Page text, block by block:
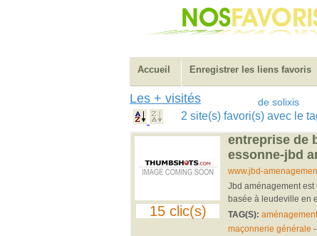
Accueil Enregistrer les liens favoris
Les + visités de solixis
2 site(s) favori(s) avec le
15 clic(s)
entreprise de
essonne-jbd
www.jbd-
Jbd aménagement est
basée à leudeville en
TAG(S):
maçonnerie générale -